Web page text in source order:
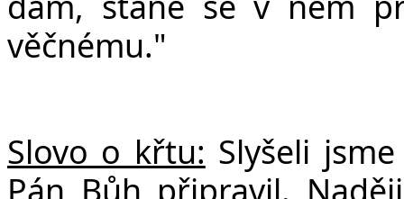
věčnému."
Slovo o křtu: Slyšeli
Pán Bůh připravil.